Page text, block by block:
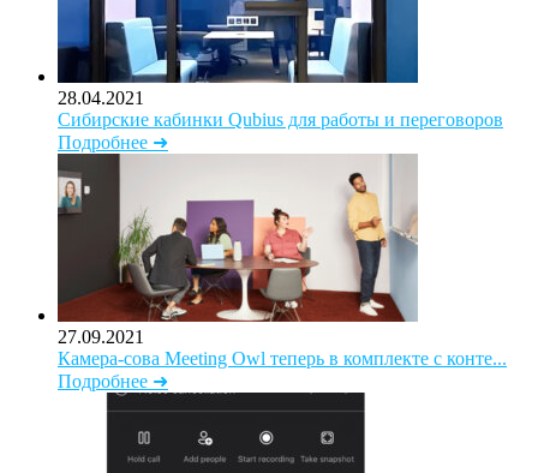
28.04.2021
Сибирские кабинки Qubius для работы и переговоров
Подробнее ➜
27.09.2021
Камера-сова Meeting Owl теперь в комплекте с конте...
Подробнее ➜